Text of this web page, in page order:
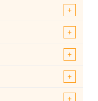
commission
AFPS -